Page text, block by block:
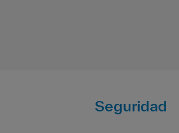
Seguridad